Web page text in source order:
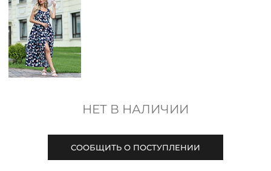
ТАБЛИЦА РАЗМЕРОВ
МОСКВА
ЗАКАЗАТЬ ЗВОНОК
НЕТ В НАЛИЧИИ
СООБЩИТЬ О ПОСТУПЛЕНИИ